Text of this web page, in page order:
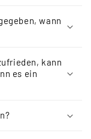
wann
kann
es ein